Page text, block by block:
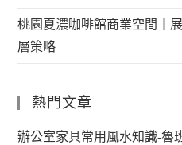
桃園夏濃咖啡館商業空間｜
層策略
熱門文章
辦公室家具常用風水知識-魯